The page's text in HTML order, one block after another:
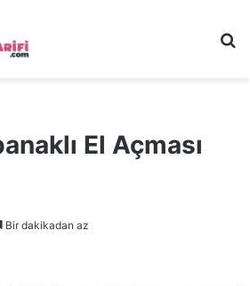
El Açması
Bir dakikadan az